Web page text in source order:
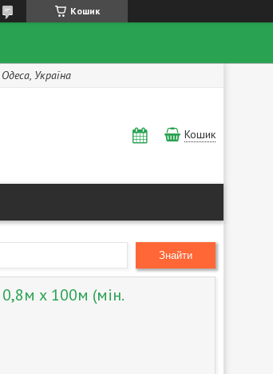
Кошик
Україна
Кошик
Знайти
х 100м (мін.